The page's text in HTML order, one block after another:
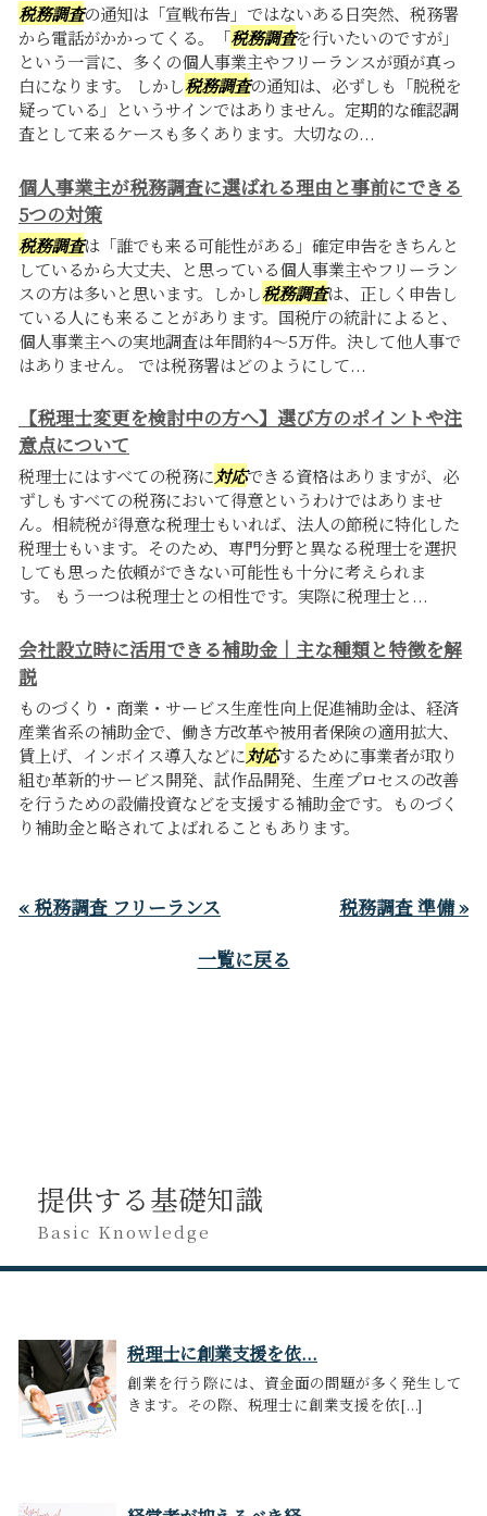
税務調査の通知は「宣戦布告」ではないある日突然、税務署
から電話がかかってくる。「税務調査を行いたいのですが」
という一言に、多くの個人事業主やフリーランスが頭が真っ
白になります。 しかし税務調査の通知は、必ずしも「脱税を
疑っている」というサインではありません。定期的な確認調
査として来るケースも多くあります。大切なの...
個人事業主が税務調査に選ばれる理由と事前にできる
5つの対策
税務調査は「誰でも来る可能性がある」確定申告をきちんと
しているから大丈夫、と思っている個人事業主やフリーラン
スの方は多いと思います。しかし税務調査は、正しく申告し
ている人にも来ることがあります。国税庁の統計によると、
個人事業主への実地調査は年間約4〜5万件。決して他人事で
はありません。 では税務署はどのようにして...
【税理士変更を検討中の方へ】選び方のポイントや注
意点について
税理士にはすべての税務に対応できる資格はありますが、必
ずしもすべての税務において得意というわけではありませ
ん。相続税が得意な税理士もいれば、法人の節税に特化した
税理士もいます。そのため、専門分野と異なる税理士を選択
しても思った依頼ができない可能性も十分に考えられま
す。 もう一つは税理士との相性です。実際に税理士と...
会社設立時に活用できる補助金｜主な種類と特徴を解
説
ものづくり・商業・サービス生産性向上促進補助金は、経済
産業省系の補助金で、働き方改革や被用者保険の適用拡大、
賃上げ、インボイス導入などに対応するために事業者が取り
組む革新的サービス開発、試作品開発、生産プロセスの改善
を行うための設備投資などを支援する補助金です。ものづく
り補助金と略されてよばれることもあります。
« 税務調査 フリーランス
税務調査 準備 »
一覧に戻る
提供する基礎知識
Basic Knowledge
税理士に創業支援を依...
創業を行う際には、資金面の問題が多く発生して
きます。その際、税理士に創業支援を依[...]